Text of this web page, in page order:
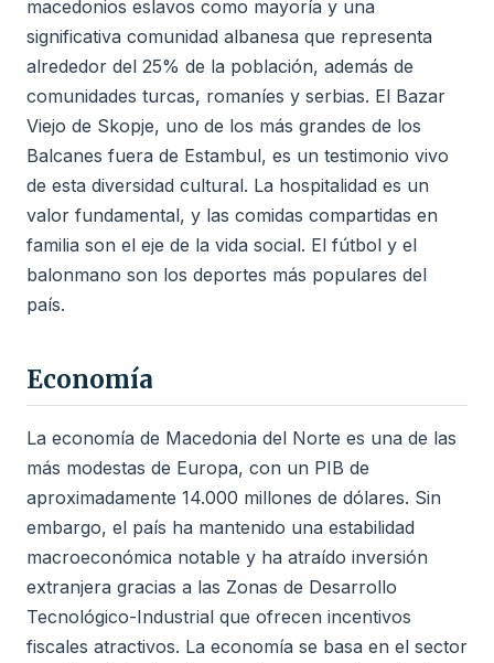
macedonios eslavos como mayoría y una
significativa comunidad albanesa que representa
alrededor del 25% de la población, además de
comunidades turcas, romaníes y serbias. El Bazar
Viejo de Skopje, uno de los más grandes de los
Balcanes fuera de Estambul, es un testimonio vivo
de esta diversidad cultural. La hospitalidad es un
valor fundamental, y las comidas compartidas en
familia son el eje de la vida social. El fútbol y el
balonmano son los deportes más populares del
país.
Economía
La economía de Macedonia del Norte es una de las
más modestas de Europa, con un PIB de
aproximadamente 14.000 millones de dólares. Sin
embargo, el país ha mantenido una estabilidad
macroeconómica notable y ha atraído inversión
extranjera gracias a las Zonas de Desarrollo
Tecnológico-Industrial que ofrecen incentivos
fiscales atractivos. La economía se basa en el sector